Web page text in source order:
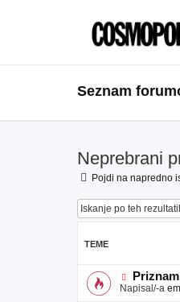
Seznam
Neprebrani
Pojdi na napredno
TEME
N
o
Napisal/-a